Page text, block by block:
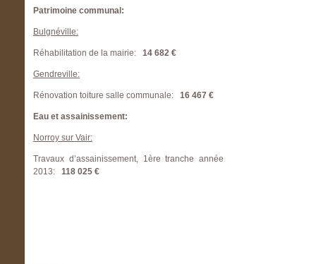
Patrimoine communal:
Bulgnéville:
Réhabilitation de la mairie: 14 682 €
Gendreville:
Rénovation toiture salle communale: 16 467 €
Eau et assainissement:
Norroy sur Vair:
Travaux d’assainissement, 1ère tranche année
2013: 118 025 €